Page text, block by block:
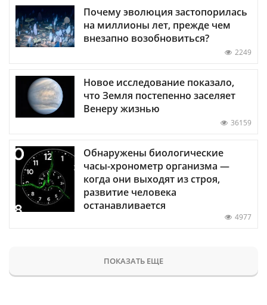
Почему эволюция застопорилась
на миллионы лет, прежде чем
внезапно возобновиться?
2249
Новое исследование показало,
что Земля постепенно заселяет
Венеру жизнью
36159
Обнаружены биологические
часы-хронометр организма —
когда они выходят из строя,
развитие человека
останавливается
4977
ПОКАЗАТЬ ЕЩЕ